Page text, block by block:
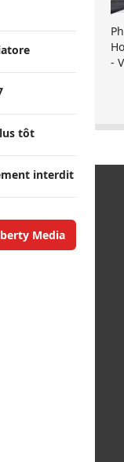
tôt
interdit
Media
-